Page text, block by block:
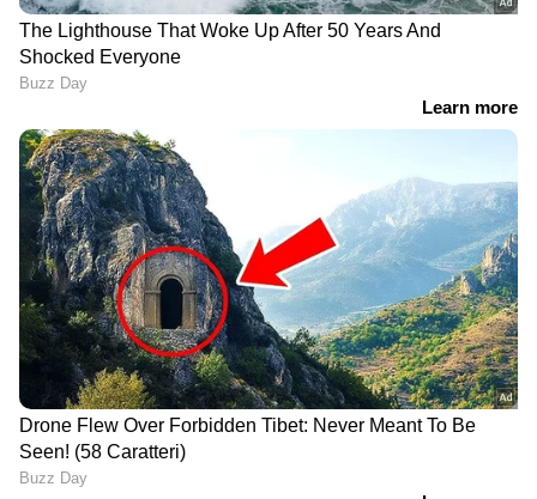
Related Articles
ജലാലാബാദ് ഇനി പരശുരാംപുരി;
ഉത്തർപ്രദേശിൽ വീണ്ടും പേരുമാറ്റം;
മന്ത്രിസഭാ യോ​ഗത്തിൽ തീരുമാനം
രാമക്ഷേത്രം: രണ്ടുവർഷത്തിനിടെ ട്രസ്റ്റ്
ചെലവഴിച്ചത് 124 കോടിയിലേറെ രൂപ,
അന്വേഷണവുമായി എസ്ഐടി;
കിലോക്കണക്കിന് സ്വർണവും
പരിശോധിക്കുന്നു